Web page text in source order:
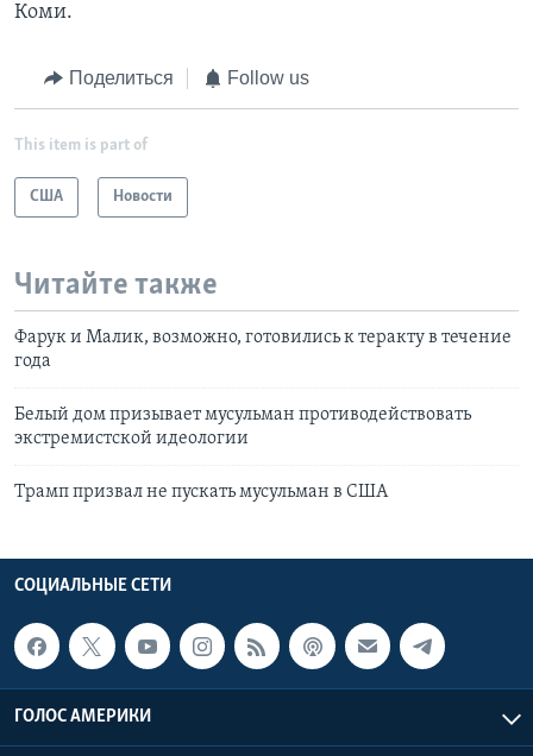
Коми.
Поделиться Follow us
This item is part of
США Новости
Читайте также
Фарук и Малик, возможно, готовились к теракту в течение
года
Белый дом призывает мусульман противодействовать
экстремистской идеологии
Трамп призвал не пускать мусульман в США
СОЦИАЛЬНЫЕ СЕТИ
ГОЛОС АМЕРИКИ